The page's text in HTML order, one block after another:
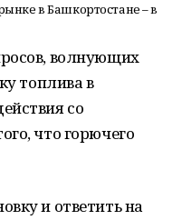
в Башкортостане – в
волнующих
топлива в
со
что горючего
и ответить на